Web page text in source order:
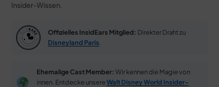
Insider-Wissen.
Offizielles InsidEars Mitglied: Direkter Draht zu
Disneyland Paris
Ehemalige Cast Member: Wir kennen die Magie von
innen. Entdecke unsereWalt Disney World Insider-